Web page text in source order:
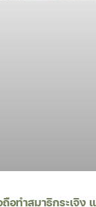
อทำสมาธิกระเจิง